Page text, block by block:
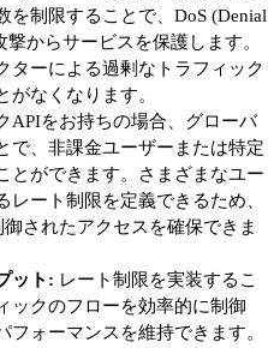
を制限することで、DoS (Denial
からサービスを保護します。
ターによる過剰なトラフィック
がなくなります。
APIをお持ちの場合、グローバ
で、非課金ユーザーまたは特定
とができます。さまざまなユー
ート制限を定義できるため、
されたアクセスを確保できま
ット: レート制限を実装するこ
ックのフローを効率的に制御
フォーマンスを維持できます。